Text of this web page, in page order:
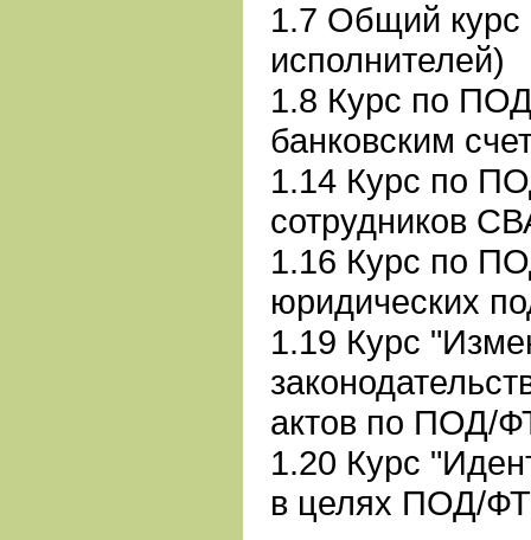
1.7 Общий
исполнителей)
1.8 Курс по
банковским
1.14 Курс по
сотрудников
1.16 Курс по
юридических
1.19 Курс
актов по ПОД/
1.20 Курс
в целях ПОД/